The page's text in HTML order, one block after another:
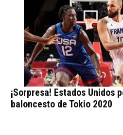
¡Sorpresa! Estados Unidos
baloncesto de Tokio 2020